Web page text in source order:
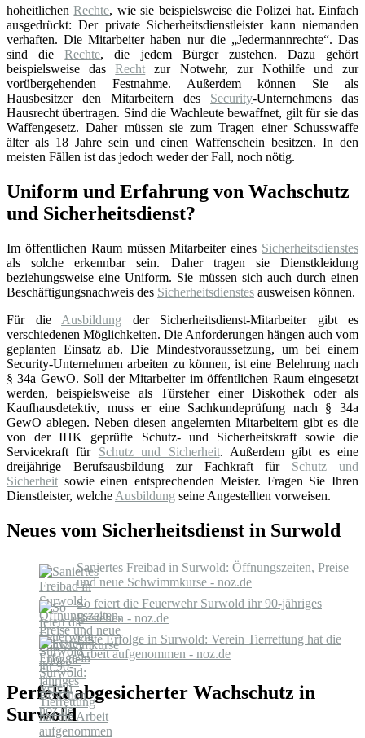
hoheitlichenRechte, wie sie beispielsweise die Polizei hat. Einfach
ausgedrückt: Der private Sicherheitsdienstleister kann niemanden
verhaften. Die Mitarbeiter haben nur die „Jedermannrechte“. Das
sind dieRechte, die jedem Bürger zustehen. Dazu gehört
beispielsweise dasRecht zur Notwehr, zur Nothilfe und zur
vorübergehenden Festnahme. Außerdem können Sie als
Hausbesitzer den Mitarbeitern des Security-Unternehmens das
Hausrecht übertragen. Sind die Wachleute bewaffnet, gilt für sie das
Waffengesetz. Daher müssen sie zum Tragen einer Schusswaffe
älter als 18 Jahre sein und einen Waffenschein besitzen. In den
meisten Fällen ist das jedoch weder der Fall, noch nötig.
Uniform und Erfahrung von Wachschutz
und Sicherheitsdienst?
Im öffentlichen Raum müssen Mitarbeiter eines Sicherheitsdienstes
als solche erkennbar sein. Daher tragen sie Dienstkleidung
beziehungsweise eine Uniform. Sie müssen sich auch durch einen
Beschäftigungsnachweis des Sicherheitsdienstes ausweisen können.
Für die Ausbildung der Sicherheitsdienst-Mitarbeiter gibt es
verschiedenen Möglichkeiten. Die Anforderungen hängen auch vom
geplanten Einsatz ab. Die Mindestvoraussetzung, um bei einem
Security-Unternehmen arbeiten zu können, ist eine Belehrung nach
§ 34a GewO. Soll der Mitarbeiter im öffentlichen Raum eingesetzt
werden, beispielsweise als Türsteher einer Diskothek oder als
Kaufhausdetektiv, muss er eine Sachkundeprüfung nach § 34a
GewO ablegen. Neben diesen angelernten Mitarbeitern gibt es die
von der IHK geprüfte Schutz- und Sicherheitskraft sowie die
Servicekraft für Schutz und Sicherheit. Außerdem gibt es eine
dreijährige Berufsausbildung zur Fachkraft für Schutz und
Sicherheit sowie einen entsprechenden Meister. Fragen Sie Ihren
Dienstleister, welche Ausbildung seine Angestellten vorweisen.
Neues vom Sicherheitsdienst in Surwold
Saniertes Freibad in Surwold: Öffnungszeiten, Preise
und neue Schwimmkurse - noz.de
So feiert die Feuerwehr Surwold ihr 90-jähriges
Bestehen - noz.de
Erste Erfolge in Surwold: Verein Tierrettung hat die
Arbeit aufgenommen - noz.de
Perfekt abgesicherter Wachschutz in
Surwold